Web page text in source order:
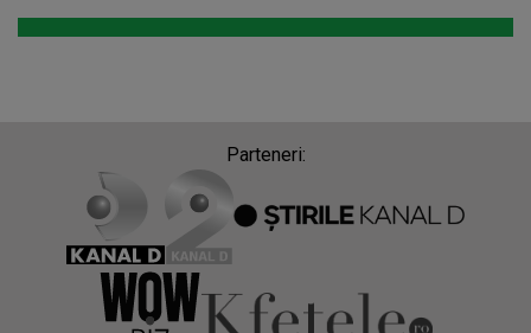
Parteneri: